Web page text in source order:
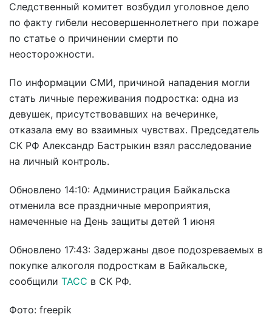
Следственный комитет возбудил уголовное дело
по факту гибели несовершеннолетнего при пожаре
по статье о причинении смерти по
неосторожности.
По информации СМИ, причиной нападения могли
стать личные переживания подростка: одна из
девушек, присутствовавших на вечеринке,
отказала ему во взаимных чувствах. Председатель
СК РФ Александр Бастрыкин взял расследование
на личный контроль.
Обновлено 14:10: Администрация Байкальска
отменила все праздничные мероприятия,
намеченные на День защиты детей 1 июня
Обновлено 17:43: Задержаны двое подозреваемых в
покупке алкоголя подросткам в Байкальске,
сообщили ТАСС в СК РФ.
Фото: freepik